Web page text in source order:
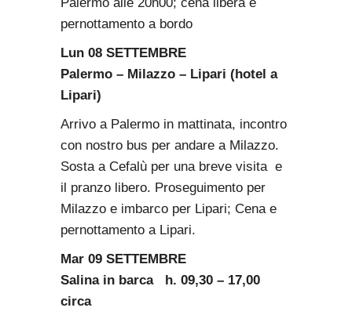
pernottamento a bordo
Lun 08 SETTEMBRE
Palermo – Milazzo – Lipari (hotel a
Lipari)
Arrivo a Palermo in mattinata, incontro
con nostro bus per andare a Milazzo.
Sosta a Cefalù per una breve visita e
il pranzo libero. Proseguimento per
Milazzo e imbarco per Lipari; Cena e
pernottamento a Lipari.
Mar 09 SETTEMBRE
Salina in barca h. 09,30 – 17,00
circa